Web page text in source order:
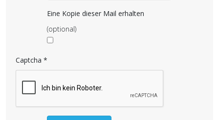
Eine Kopie dieser Mail erhalten
(optional)
Captcha *